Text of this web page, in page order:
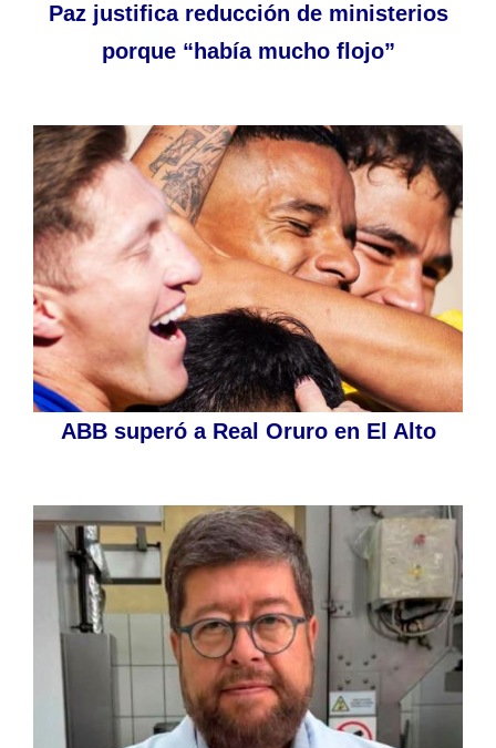
Paz justifica reducción de ministerios
porque “había mucho flojo”
ABB superó a Real Oruro en El Alto